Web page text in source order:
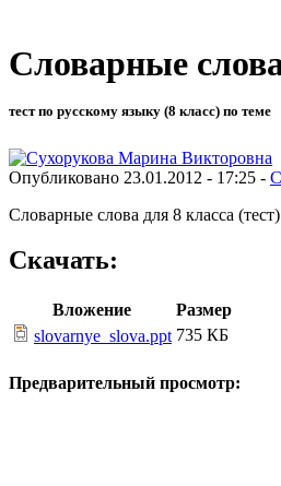
Словарные
тест по русскому языку (8 класс) по теме
Опубликовано 23.01.2012 - 17:25 -
Словарные слова для 8 класса
Скачать:
Вложение
Размер
slovarnye_slova.ppt 735 КБ
Предварительный просмотр: